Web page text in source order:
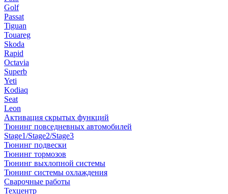
Golf
Passat
Tiguan
Touareg
Skoda
Rapid
Octavia
Superb
Yeti
Kodiaq
Seat
Leon
Активация скрытых функций
Тюнинг повседневных автомобилей
Stage1/Stage2/Stage3
Тюнинг подвески
Тюнинг тормозов
Тюнинг выхлопной системы
Тюнинг системы охлаждения
Сварочные работы
Техцентр